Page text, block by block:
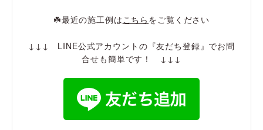
☘️最近の施工例はこちら をご覧ください
↓↓↓ LINE公式アカウントの『友だち登録』でお問
合せも簡単です！ ↓↓↓